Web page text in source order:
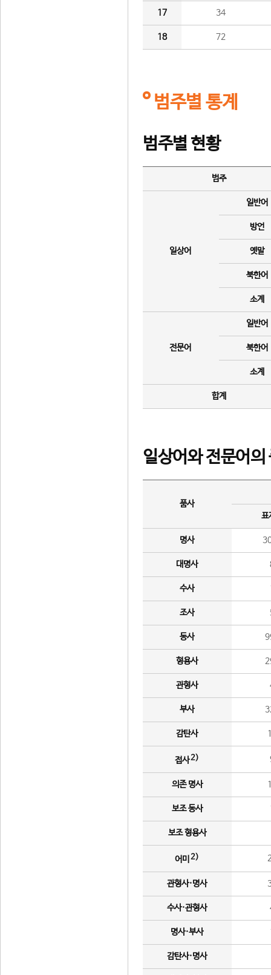
17 34
18 72
범주별 통계
범주별 현황
범주
일상어
일반어
방언
옛말
북한어
소계
전문어
일반어
북한어
소계
합계
일상어와 전문어의
품사
표
명사
대명사
수사
조사
동사
형용사
관형사
부사
감탄사
접사2)
의존 명사
보조 동사
보조 형용사
어미 2)
관형사·명사
수사·관형사
명사·부사
감탄사·명사